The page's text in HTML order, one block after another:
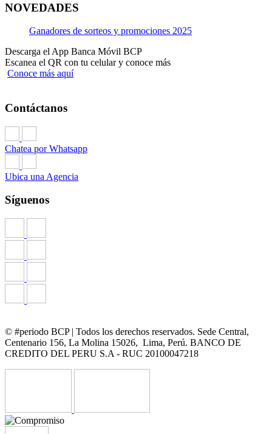
NOVEDADES
Ganadores de sorteos y promociones 2025
Descarga el App Banca Móvil BCP
Escanea el QR con tu celular y conoce más
Conoce más aquí
Contáctanos
Chatea por Whatsapp
Ubica una Agencia
Síguenos
© #periodo BCP | Todos los derechos reservados. Sede Central,
Centenario 156, La Molina 15026, Lima, Perú. BANCO DE
CREDITO DEL PERU S.A - RUC 20100047218